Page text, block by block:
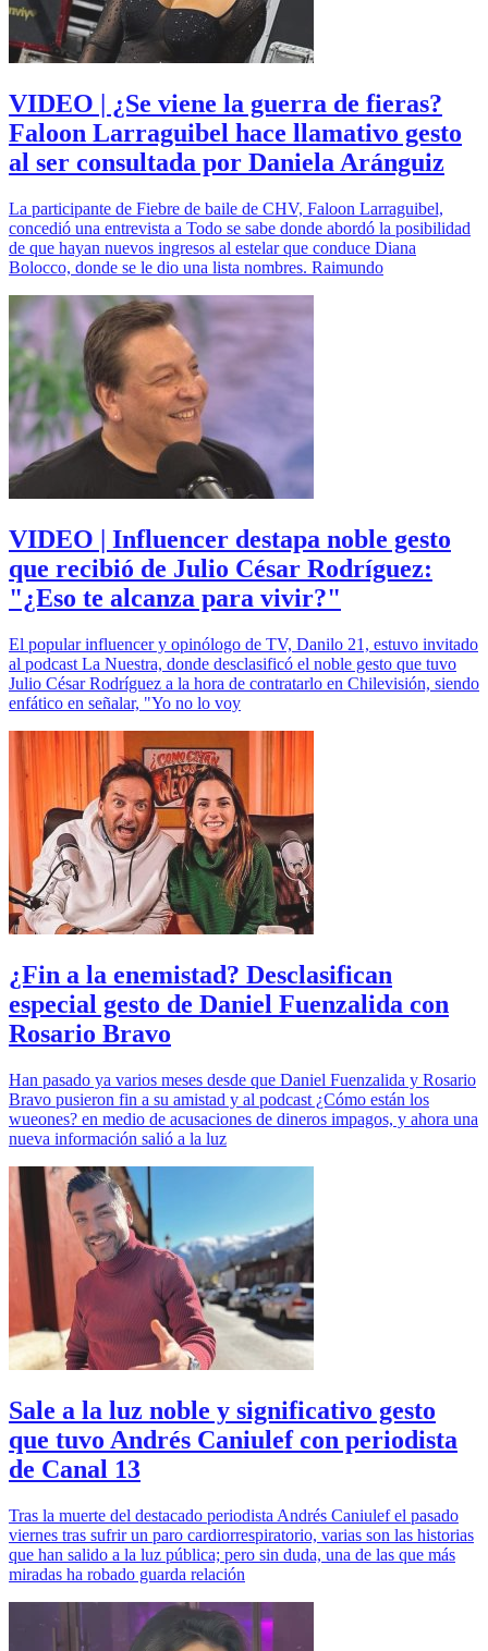
VIDEO | ¿Se viene la guerra de fieras?
Faloon Larraguibel hace llamativo gesto
al ser consultada por Daniela Aránguiz
La participante de Fiebre de baile de CHV, Faloon Larraguibel,
concedió una entrevista a Todo se sabe donde abordó la posibilidad
de que hayan nuevos ingresos al estelar que conduce Diana
Bolocco, donde se le dio una lista nombres. Raimundo
VIDEO | Influencer destapa noble gesto
que recibió de Julio César Rodríguez:
"¿Eso te alcanza para vivir?"
El popular influencer y opinólogo de TV, Danilo 21, estuvo invitado
al podcast La Nuestra, donde desclasificó el noble gesto que tuvo
Julio César Rodríguez a la hora de contratarlo en Chilevisión, siendo
enfático en señalar, "Yo no lo voy
¿Fin a la enemistad? Desclasifican
especial gesto de Daniel Fuenzalida con
Rosario Bravo
Han pasado ya varios meses desde que Daniel Fuenzalida y Rosario
Bravo pusieron fin a su amistad y al podcast ¿Cómo están los
wueones? en medio de acusaciones de dineros impagos, y ahora una
nueva información salió a la luz
Sale a la luz noble y significativo gesto
que tuvo Andrés Caniulef con periodista
de Canal 13
Tras la muerte del destacado periodista Andrés Caniulef el pasado
viernes tras sufrir un paro cardiorrespiratorio, varias son las historias
que han salido a la luz pública; pero sin duda, una de las que más
miradas ha robado guarda relación